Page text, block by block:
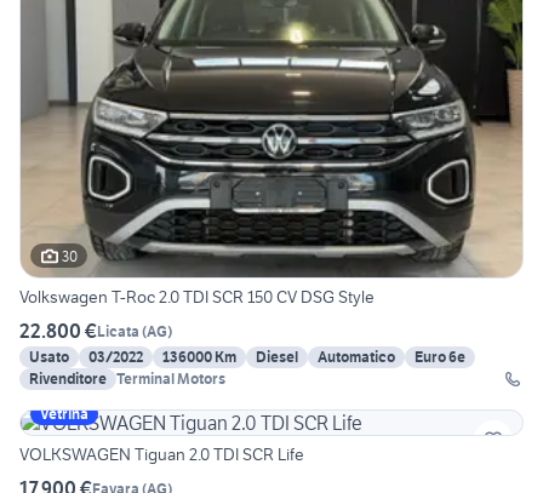
30
Volkswagen T-Roc 2.0 TDI SCR 150 CV DSG Style
22.800 €Licata (AG)
Usato
03/2022 136000 Km Diesel Automatico
Euro 6e
Rivenditore Terminal Motors
Vetrina
VOLKSWAGEN Tiguan 2.0 TDI SCR Life
Favara (AG)